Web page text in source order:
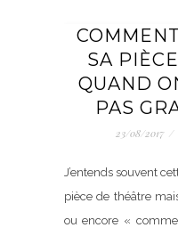
SA
QUAND
PAS
23/08/2017 /
J’entends souvent
pièce de théâtre
ou encore «